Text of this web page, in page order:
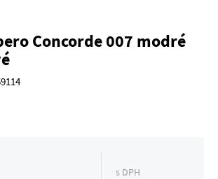
Concorde 007 modré
s DPH